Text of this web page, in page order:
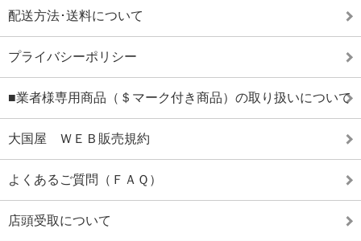
配送方法･送料について
プライバシーポリシー
■業者様専用商品（＄マーク付き商品）の取り扱いについて
大国屋 ＷＥＢ販売規約
よくあるご質問（ＦＡＱ）
店頭受取について